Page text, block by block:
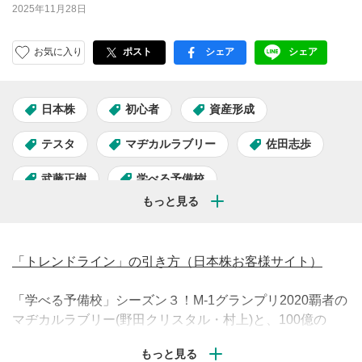
2025年11月28日
お気に入り ポスト facebook
シェア LINE
シェア
日本株 初心者 資産形成
テスタ マヂカルラブリー 佐田志歩
武藤正樹 学べる予備校
「トレンドライン」の引き方（日本株お客様サイト）
「学べる予備校」シーズン３！M-1グランプリ2020覇者の
マヂカルラブリー(野田クリスタル・村上)と、100億の
した佐田さんが、投資超初心者の岡田結実さん&藤江萌さ